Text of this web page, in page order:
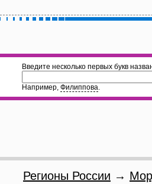
Введите несколько первых букв
Например, Филиппова.
Регионы России →